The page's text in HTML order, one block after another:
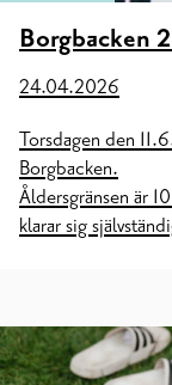
Borgbacken
24.04.2026
Torsdagen den
Borgbacken.
Åldersgränsen är
klarar sig